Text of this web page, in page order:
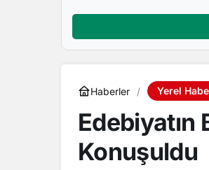
Haberler Yerel
Edebiyatın
Konuşuldu